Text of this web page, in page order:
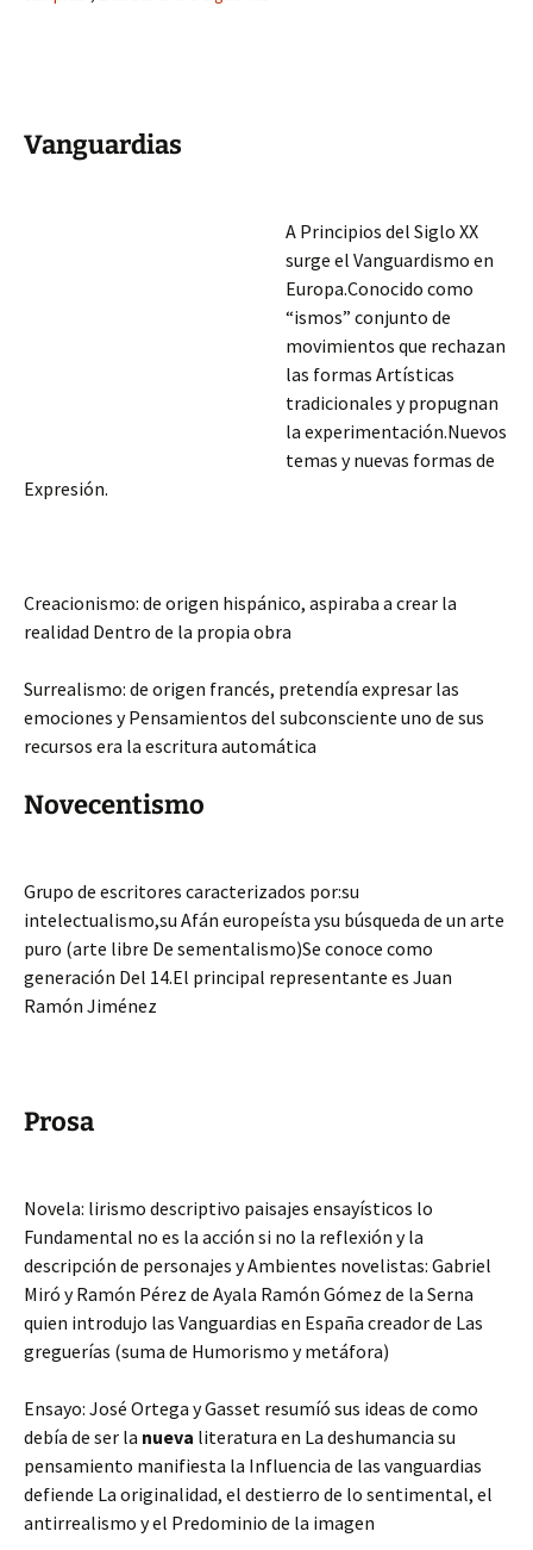
Vanguardias
A Principios del Siglo XX
surge el Vanguardismo en
Europa.Conocido como
“ismos” conjunto de
movimientos que rechazan
las formas Artísticas
tradicionales y propugnan
la experimentación.Nuevos
temas y nuevas formas de
Expresión.
Creacionismo: de origen hispánico, aspiraba a crear la
realidad Dentro de la propia obra
Surrealismo: de origen francés, pretendía expresar las
emociones y Pensamientos del subconsciente uno de sus
recursos era la escritura automática
Novecentismo
Grupo de escritores caracterizados por:su
intelectualismo,su Afán europeísta ysu búsqueda de un arte
puro (arte libre De sementalismo)Se conoce como
generación Del 14.El principal representante es Juan
Ramón Jiménez
Prosa
Novela: lirismo descriptivo paisajes ensayísticos lo
Fundamental no es la acción si no la reflexión y la
descripción de personajes y Ambientes novelistas: Gabriel
Miró y Ramón Pérez de Ayala Ramón Gómez de la Serna
quien introdujo las Vanguardias en España creador de Las
greguerías (suma de Humorismo y metáfora)
Ensayo: José Ortega y Gasset resumíó sus ideas de como
debía de ser la nueva literatura en La deshumancia su
pensamiento manifiesta la Influencia de las vanguardias
defiende La originalidad, el destierro de lo sentimental, el
antirrealismo y el Predominio de la imagen